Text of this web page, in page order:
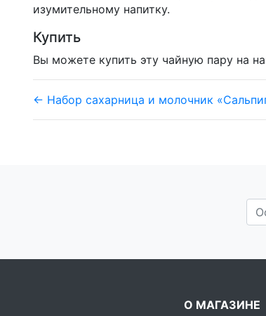
изумительному напитку.
Купить
Вы можете купить эту чайную пару на
← Набор сахарница и молочник
О МАГАЗИНЕ